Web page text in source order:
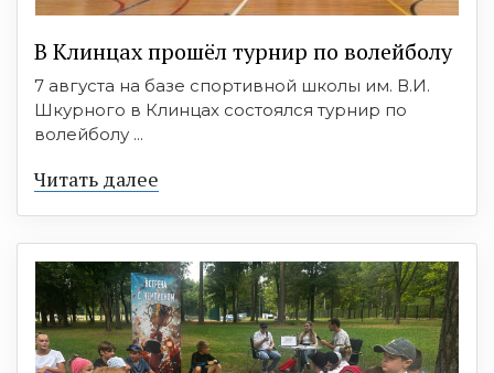
В Клинцах прошёл турнир по волейболу
7 августа на базе спортивной школы им. В.И.
Шкурного в Клинцах состоялся турнир по
волейболу ...
Читать далее